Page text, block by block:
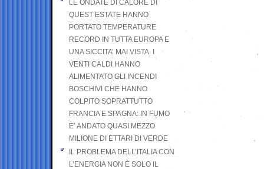
LE ONDATE DI CALORE DI
QUEST’ESTATE HANNO
PORTATO TEMPERATURE
RECORD IN TUTTA EUROPA E
UNA SICCITA’ MAI VISTA. I
VENTI CALDI HANNO
ALIMENTATO GLI INCENDI
BOSCHIVI CHE HANNO
COLPITO SOPRATTUTTO
FRANCIA E SPAGNA: IN FUMO
E’ ANDATO QUASI MEZZO
MILIONE DI ETTARI DI VERDE
IL PROBLEMA DELL’ITALIA CON
L’ENERGIA NON È SOLO IL